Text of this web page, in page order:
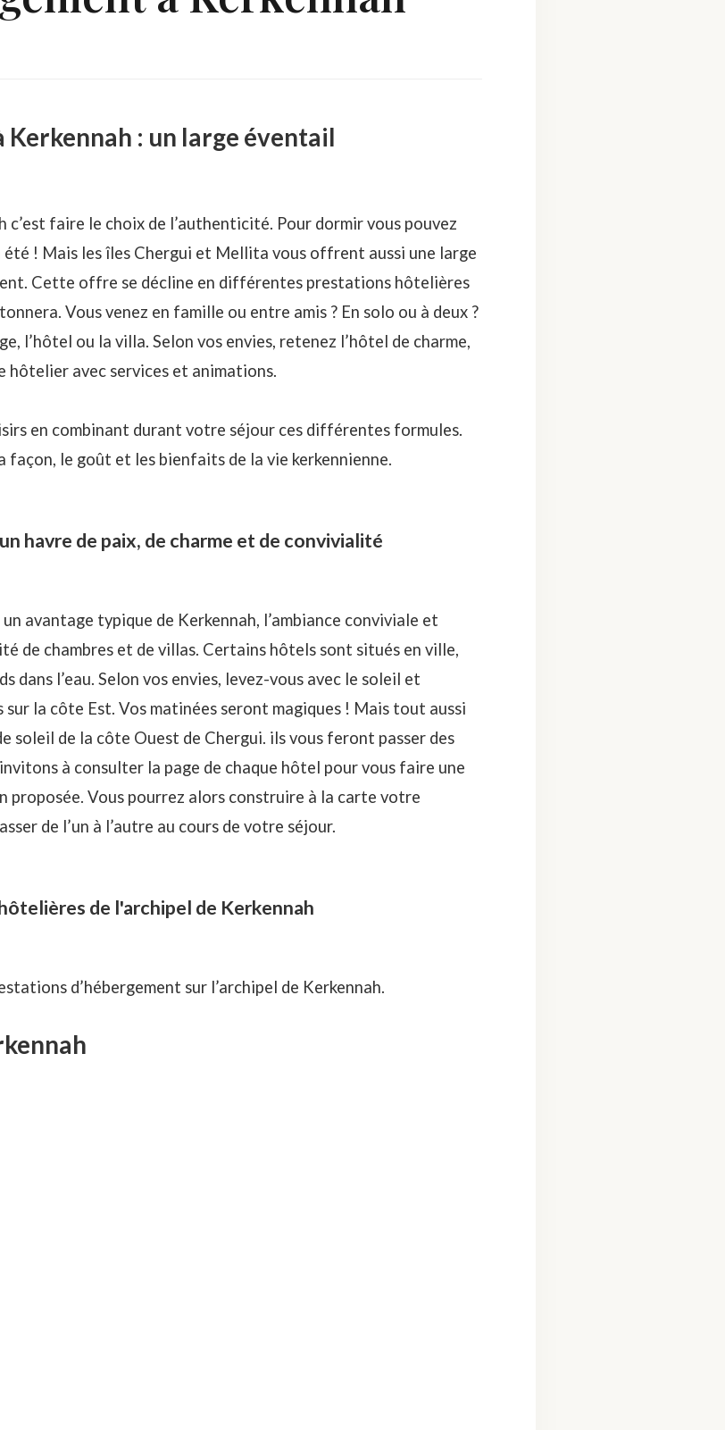
: un large éventail
c’est faire le choix de l’authenticité. Pour dormir vous pouvez
! Mais les îles Chergui et Mellita vous offrent aussi une large
Cette offre se décline en différentes prestations hôtelières
Vous venez en famille ou entre amis ? En solo ou à deux ?
l’hôtel ou la villa. Selon vos envies, retenez l’hôtel de charme,
hôtelier avec services et animations.
en combinant durant votre séjour ces différentes formules.
façon, le goût et les bienfaits de la vie kerkennienne.
havre de paix, de charme et de convivialité
avantage typique de Kerkennah, l’ambiance conviviale et
de chambres et de villas. Certains hôtels sont situés en ville,
dans l’eau. Selon vos envies, levez-vous avec le soleil et
la côte Est. Vos matinées seront magiques ! Mais tout aussi
soleil de la côte Ouest de Chergui. ils vous feront passer des
à consulter la page de chaque hôtel pour vous faire une
proposée. Vous pourrez alors construire à la carte votre
de l’un à l’autre au cours de votre séjour.
de l'archipel de Kerkennah
d’hébergement sur l’archipel de Kerkennah.